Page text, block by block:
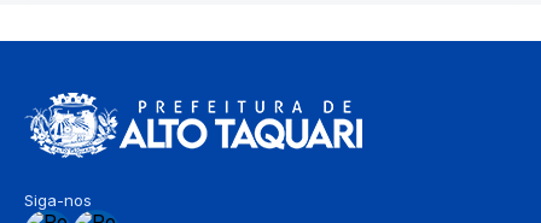
Siga-nos